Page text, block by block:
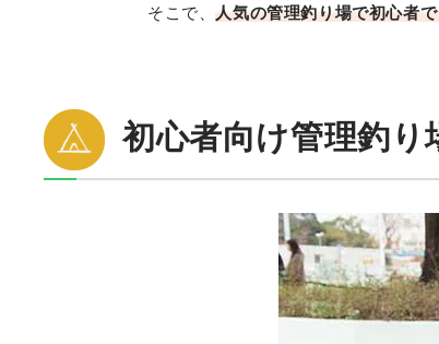
そこで、人気の管理釣り場で初心者
初心者向け管理釣り